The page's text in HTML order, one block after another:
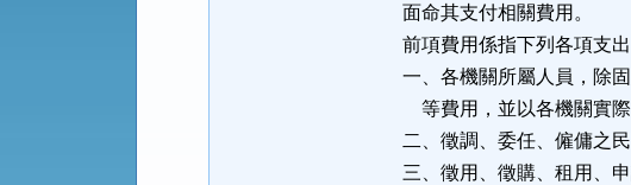
面命其支付相關費用。
前項費用係指下列各項支出
一、各機關所屬人員，除
等費用，並以各機關實際
二、徵調、委任、僱傭之
三、徵用、徵購、租用、